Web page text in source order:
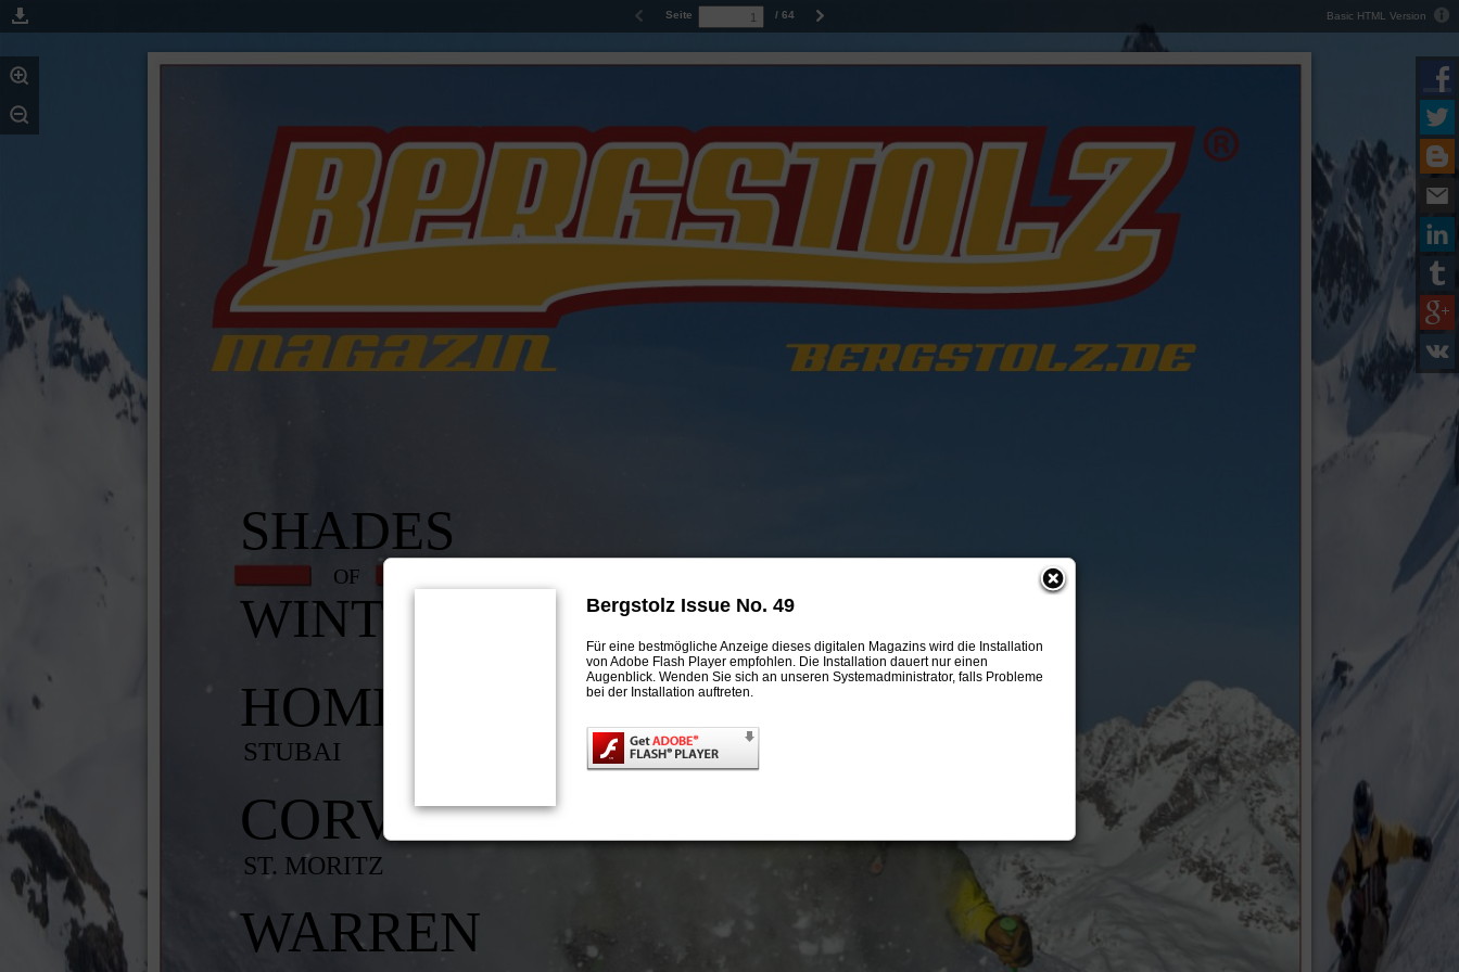
Basic HTML Version
Seite / 64
SHADES
OF
WINTER
HOMESPOT
STUBAI
CORVATSCH
ST. MORITZ
WARREN
Bergstolz Issue No. 49
Für eine bestmögliche Anzeige dieses digitalen Magazins wird die Installation
von Adobe Flash Player empfohlen. Die Installation dauert nur einen
Augenblick. Wenden Sie sich an unseren Systemadministrator, falls Probleme
bei der Installation auftreten.